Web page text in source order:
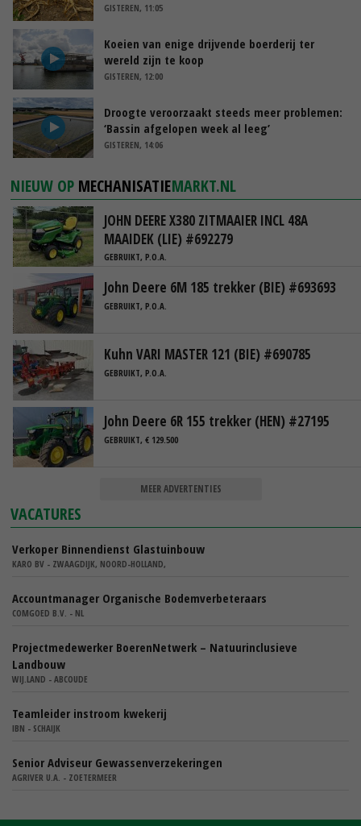
GISTEREN, 11:05
Koeien van enige drijvende boerderij ter
wereld zijn te koop
GISTEREN, 12:00
Droogte veroorzaakt steeds meer problemen:
‘Bassin afgelopen week al leeg’
GISTEREN, 14:06
NIEUW OP MECHANISATIEMARKT.NL
JOHN DEERE X380 ZITMAAIER INCL 48A
MAAIDEK (LIE) #692279
GEBRUIKT, P.O.A.
John Deere 6M 185 trekker (BIE) #693693
GEBRUIKT, P.O.A.
Kuhn VARI MASTER 121 (BIE) #690785
GEBRUIKT, P.O.A.
John Deere 6R 155 trekker (HEN) #27195
GEBRUIKT, € 129.500
MEER ADVERTENTIES
VACATURES
Verkoper Binnendienst Glastuinbouw
KARO BV - ZWAAGDIJK, NOORD-HOLLAND,
Accountmanager Organische Bodemverbeteraars
COMGOED B.V. - NL
Projectmedewerker BoerenNetwerk – Natuurinclusieve
Landbouw
WIJ.LAND - ABCOUDE
Teamleider instroom kwekerij
IBN - SCHAIJK
Senior Adviseur Gewassenverzekeringen
AGRIVER U.A. - ZOETERMEER